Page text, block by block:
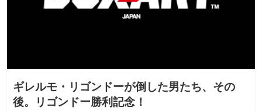
ギレルモ・リゴンドーが倒した男たち、その
後。リゴンドー勝利記念！